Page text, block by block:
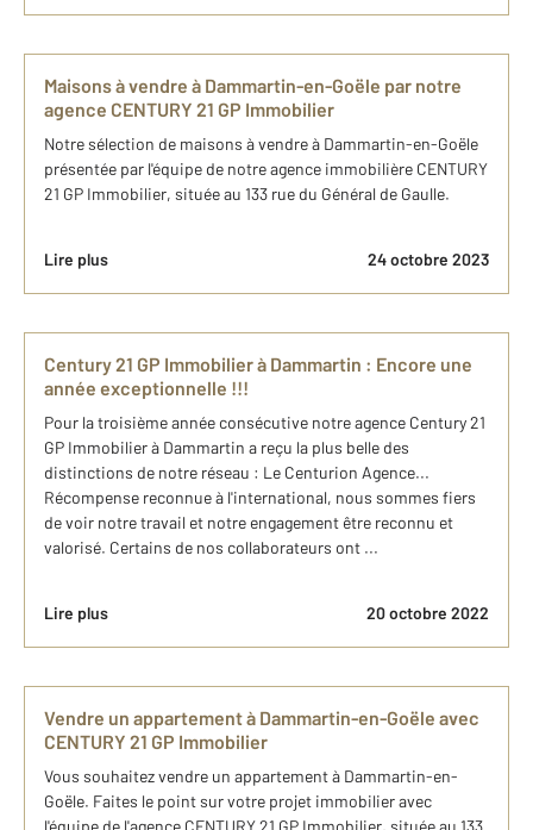
Maisons à vendre à Dammartin-en-Goële par notre
agence CENTURY 21​ GP Immobilier
Notre sélection de maisons à vendre à Dammartin-en-Goële
présentée par l'équipe de notre agence immobilière CENTURY
21​ GP Immobilier, située au 133 rue du Général de Gaulle.
Lire plus 24 octobre 2023
Century 21 GP Immobilier à Dammartin : Encore une
année exceptionnelle !!!
Pour la troisième année consécutive notre agence Century 21
GP Immobilier à Dammartin a reçu la plus belle des
distinctions de notre réseau : Le Centurion Agence...
Récompense reconnue à l'international, nous sommes fiers
de voir notre travail et notre engagement être reconnu et
valorisé. Certains de nos collaborateurs ont ...
Lire plus 20 octobre 2022
Vendre un appartement à Dammartin-en-Goële avec
CENTURY 21 GP Immobilier
Vous souhaitez vendre un appartement à Dammartin-en-
Goële. Faites le point sur votre projet immobilier avec